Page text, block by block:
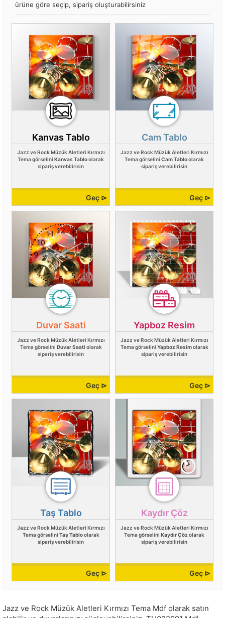
ürüne göre seçip, sipariş oluşturabilirsiniz
Kanvas Tablo
Jazz ve Rock Müzük Aletleri Kırmızı
Tema görselini Kanvas Tabloolarak
sipariş verebilirisin
Geç ⊳
Cam Tablo
Jazz ve Rock Müzük Aletleri Kırmızı
Tema görselini Cam Tabloolarak
sipariş verebilirisin
Geç ⊳
Duvar Saati
Jazz ve Rock Müzük Aletleri Kırmızı
Tema görselini Duvar Saati olarak
sipariş verebilirisin
Geç ⊳
Yapboz Resim
Jazz ve Rock Müzük Aletleri Kırmızı
Tema görselini Yapboz Resimolarak
sipariş verebilirisin
Geç ⊳
Taş Tablo
Jazz ve Rock Müzük Aletleri Kırmızı
Tema görselini Taş Tabloolarak
sipariş verebilirisin
Geç ⊳
Kaydır Çöz
Jazz ve Rock Müzük Aletleri Kırmızı
Tema görselini Kaydır Çöz olarak
sipariş verebilirisin
Geç ⊳
Jazz ve Rock Müzük Aletleri Kırmızı Tema Mdf olarak satın